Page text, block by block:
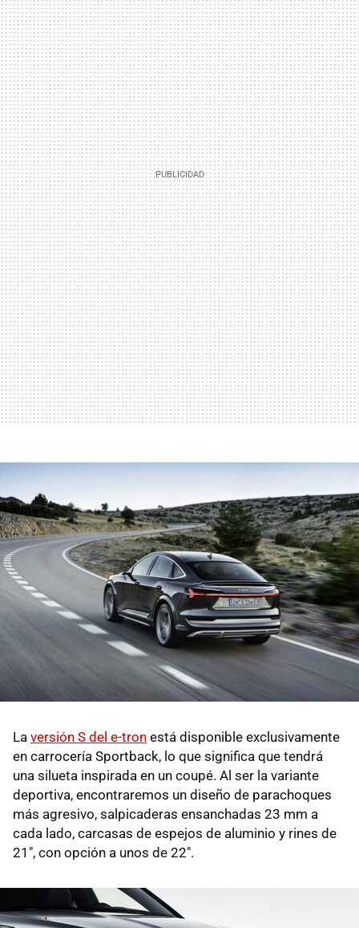
La versión S del e-tron está disponible exclusivamente
en carrocería Sportback, lo que significa que tendrá
una silueta inspirada en un coupé. Al ser la variante
deportiva, encontraremos un diseño de parachoques
más agresivo, salpicaderas ensanchadas 23 mm a
cada lado, carcasas de espejos de aluminio y rines de
21", con opción a unos de 22".